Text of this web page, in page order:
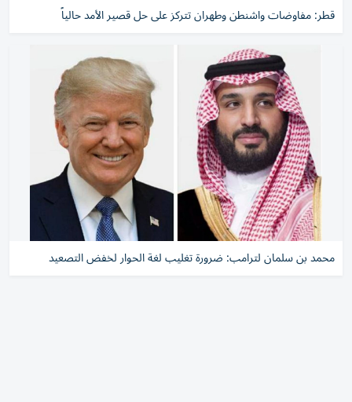
قطر: مفاوضات واشنطن وطهران تتركز على حل قصير الأمد حالياً
محمد بن سلمان لترامب: ضرورة تغليب لغة الحوار لخفض التصعيد